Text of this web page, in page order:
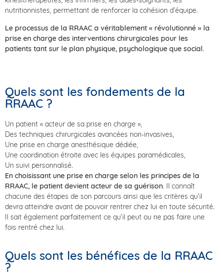
nutritionnistes, permettant de renforcer la cohésion d’équipe.
Le processus de la RRAAC a véritablement « révolutionné » la
prise en charge des interventions chirurgicales pour les
patients tant sur le plan physique, psychologique que social.
Quels sont les fondements de la
RRAAC ?
Un patient « acteur de sa prise en charge »,
Des techniques chirurgicales avancées non-invasives,
Une prise en charge anesthésique dédiée,
Une coordination étroite avec les équipes paramédicales,
Un suivi personnalisé.
En choisissant une prise en charge selon les principes de la
RRAAC, le patient devient acteur de sa guérison. Il connaît
chacune des étapes de son parcours ainsi que les critères qu’il
devra atteindre avant de pouvoir rentrer chez lui en toute sécurité.
Il sait également parfaitement ce qu’il peut ou ne pas faire une
fois rentré chez lui.
Quels sont les bénéfices de la RRAAC
?